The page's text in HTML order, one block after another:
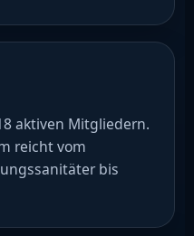
aktiven Mitgliedern.
reicht vom
bis